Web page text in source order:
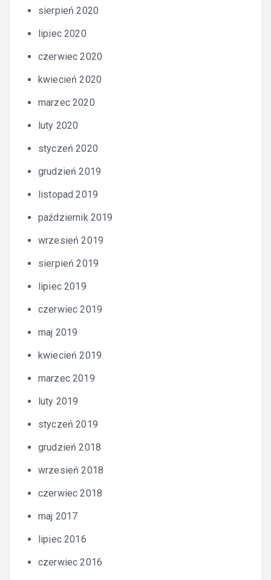
sierpień 2020
lipiec 2020
czerwiec 2020
kwiecień 2020
marzec 2020
luty 2020
styczeń 2020
grudzień 2019
listopad 2019
październik 2019
wrzesień 2019
sierpień 2019
lipiec 2019
czerwiec 2019
maj 2019
kwiecień 2019
marzec 2019
luty 2019
styczeń 2019
grudzień 2018
wrzesień 2018
czerwiec 2018
maj 2017
lipiec 2016
czerwiec 2016